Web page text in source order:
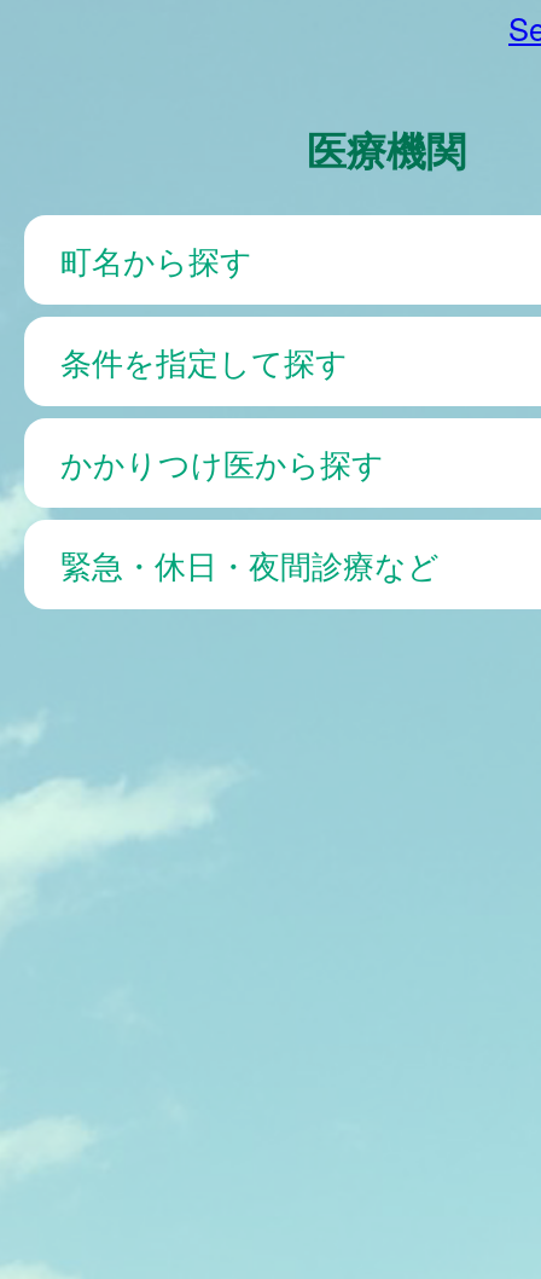
医療機関
町名から探す
条件を指定して探す
かかりつけ医から探す
緊急・休日・夜間診療など